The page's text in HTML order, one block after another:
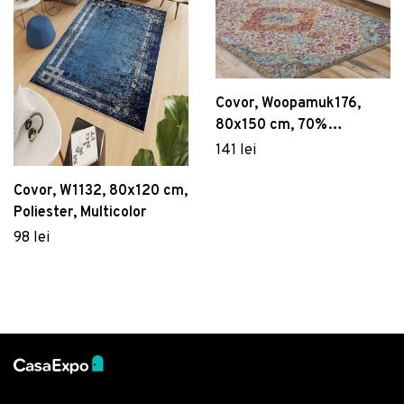
Covor, W1132, 80x120 cm,
Poliester, Multicolor
98 lei
Covor, Woopamuk176,
80x150 cm, 70%
bumbac/30% poliester,
141 lei